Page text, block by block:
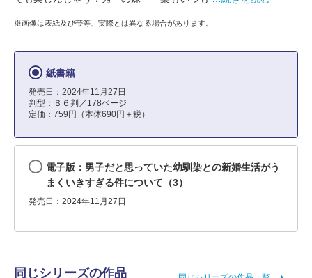
※画像は表紙及び帯等、実際とは異なる場合があります。
紙書籍
発売日：2024年11月27日
判型：Ｂ６判／178ページ
定価：759円（本体690円＋税）
電子版：男子だと思っていた幼馴染との新婚生活がう
まくいきすぎる件について（3）
発売日：2024年11月27日
同じシリーズの作品